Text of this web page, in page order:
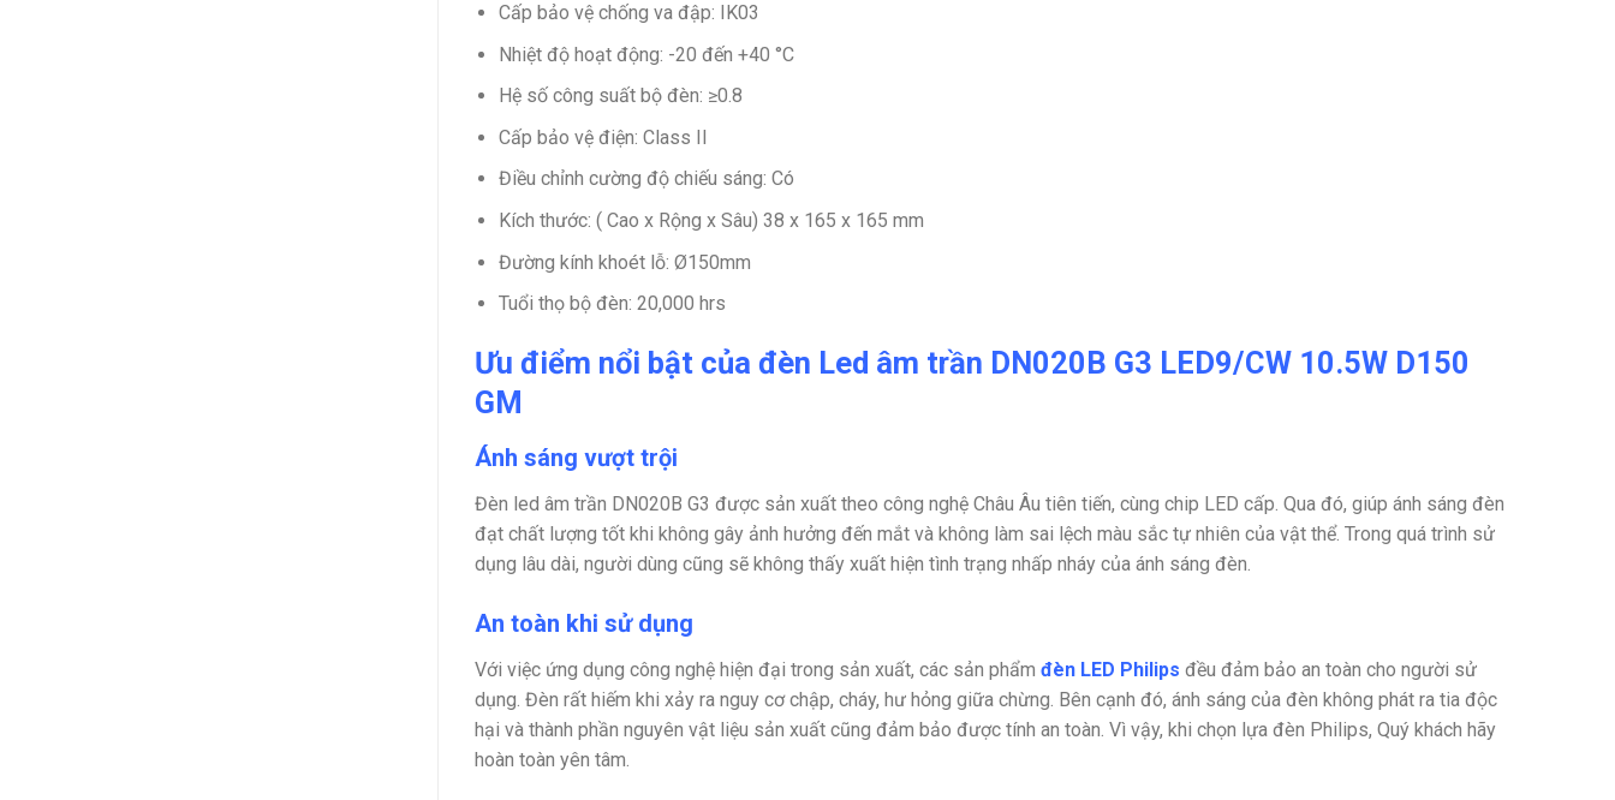
Cấp bảo vệ chống va đập: IK03
Nhiệt độ hoạt động: -20 đến +40 °C
Hệ số công suất bộ đèn: ≥0.8
Cấp bảo vệ điện: Class II
Điều chỉnh cường độ chiếu sáng: Có
Kích thước: ( Cao x Rộng x Sâu) 38 x 165 x 165 mm
Đường kính khoét lỗ: Ø150mm
Tuổi thọ bộ đèn: 20,000 hrs
Ưu điểm nổi bật của đèn Led âm trần DN020B G3 LED9/CW 10.5W D150
GM
Ánh sáng vượt trội
Đèn led âm trần DN020B G3 được sản xuất theo công nghệ Châu Âu tiên tiến, cùng chip LED cấp. Qua đó, giúp ánh sáng đèn
đạt chất lượng tốt khi không gây ảnh hưởng đến mắt và không làm sai lệch màu sắc tự nhiên của vật thể. Trong quá trình sử
dụng lâu dài, người dùng cũng sẽ không thấy xuất hiện tình trạng nhấp nháy của ánh sáng đèn.
An toàn khi sử dụng
Với việc ứng dụng công nghệ hiện đại trong sản xuất, các sản phẩm đèn LED Philips đều đảm bảo an toàn cho người sử
dụng. Đèn rất hiếm khi xảy ra nguy cơ chập, cháy, hư hỏng giữa chừng. Bên cạnh đó, ánh sáng của đèn không phát ra tia độc
hại và thành phần nguyên vật liệu sản xuất cũng đảm bảo được tính an toàn. Vì vậy, khi chọn lựa đèn Philips, Quý khách hãy
hoàn toàn yên tâm.